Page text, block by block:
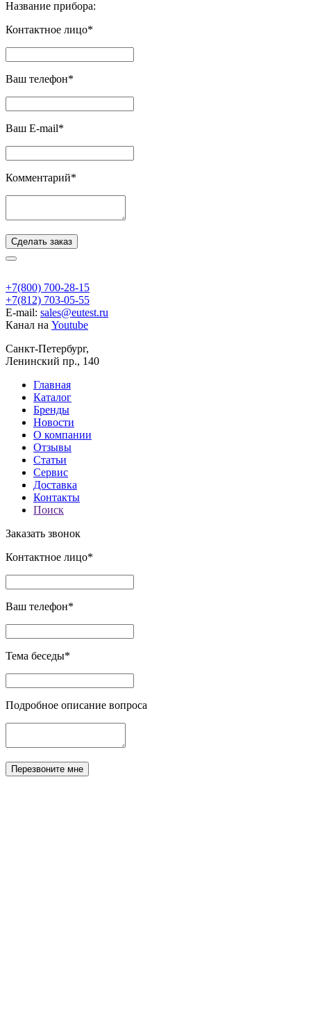
Название прибора:
Контактное лицо*
Ваш телефон*
Ваш E-mail*
Комментарий*
Сделать заказ
+7(800) 700-28-15
+7(812) 703-05-55
E-mail: sales@eutest.ru
Канал на Youtube
Санкт-Петербург,
Ленинский пр., 140
Главная
Каталог
Бренды
Новости
О компании
Отзывы
Статьи
Сервис
Доставка
Контакты
Поиск
Заказать звонок
Контактное лицо*
Ваш телефон*
Тема беседы*
Подробное описание вопроса
Перезвоните мне